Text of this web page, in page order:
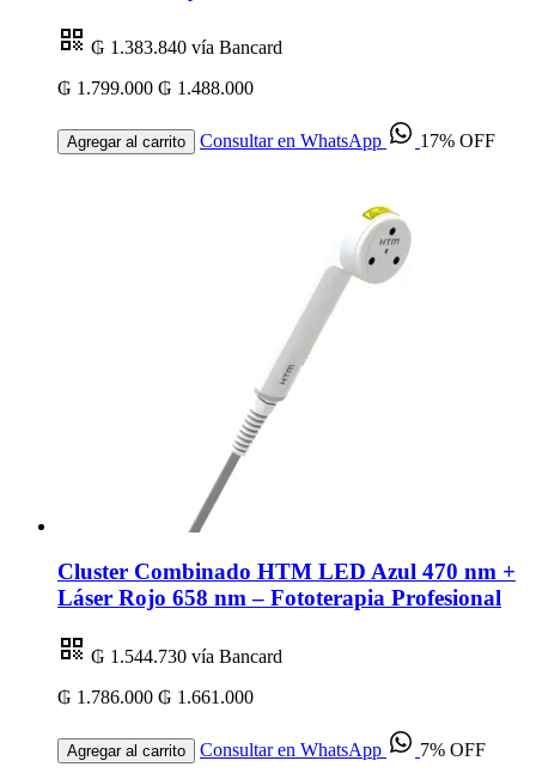
₲ 1.383.840 vía Bancard
₲ 1.799.000 ₲ 1.488.000
Agregar al carrito Consultar en WhatsApp 17% OFF
Cluster Combinado HTM LED Azul 470 nm +
Láser Rojo 658 nm – Fototerapia Profesional
₲ 1.544.730 vía Bancard
₲ 1.786.000 ₲ 1.661.000
Agregar al carrito Consultar en WhatsApp 7% OFF